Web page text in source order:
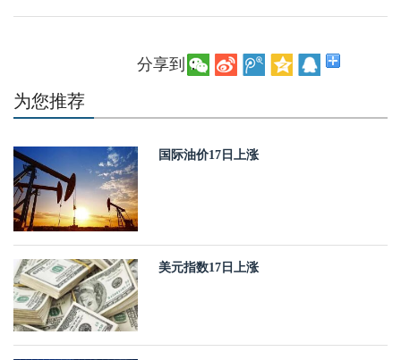
分享到：
为您推荐
国际油价17日上涨
美元指数17日上涨